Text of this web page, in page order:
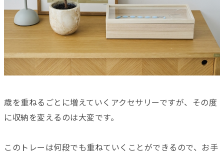
歳を重ねるごとに増えていくアクセサリーですが、その度
に収納を変えるのは大変です。
このトレーは何段でも重ねていくことができるので、お手